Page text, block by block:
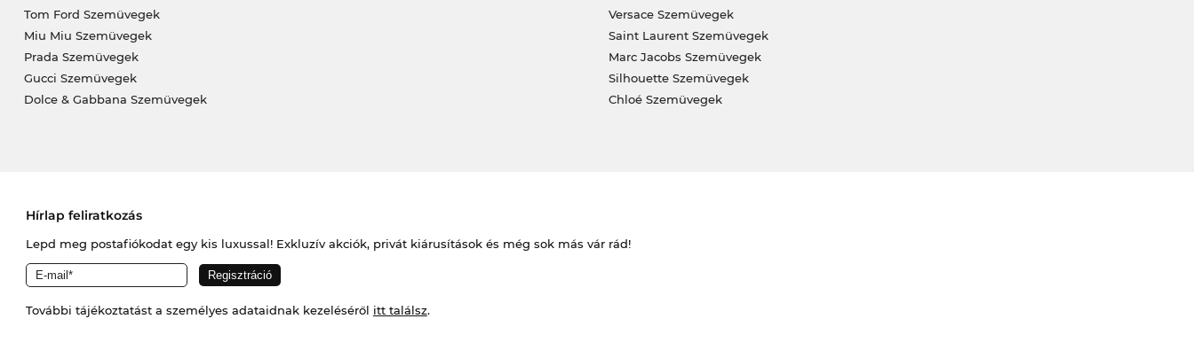
Tom Ford Szemüvegek
Miu Miu Szemüvegek
Prada Szemüvegek
Gucci Szemüvegek
Dolce & Gabbana Szemüvegek
Versace Szemüvegek
Saint Laurent Szemüvegek
Marc Jacobs Szemüvegek
Silhouette Szemüvegek
Chloé Szemüvegek
Hírlap feliratkozás
Lepd meg postafiókodat egy kis luxussal! Exkluzív akciók, privát kiárusítások és még sok más vár rád!
További tájékoztatást a személyes adataidnak kezeléséről itt találsz.